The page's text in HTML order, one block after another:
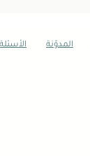
المدوّنة